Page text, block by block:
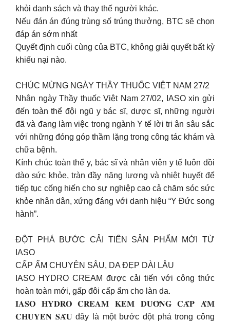
khỏi danh sách và thay thế người khác.
Nếu đán án đúng trùng số trúng thưởng, BTC sẽ chọn
đáp án sớm nhất
Quyết định cuối cùng của BTC, không giải quyết bất kỳ
khiếu nại nào.
CHÚC MỪNG NGÀY THẦY THUỐC VIỆT NAM 27/2
Nhân ngày Thầy thuốc Việt Nam 27/02, IASO xin gửi
đến toàn thể đội ngũ y bác sĩ, dược sĩ, những người
đã và đang làm việc trong ngành Y tế lời tri ân sâu sắc
với những đóng góp thầm lặng trong công tác khám và
chữa bệnh.
Kính chúc toàn thể y, bác sĩ và nhân viên y tế luôn dồi
dào sức khỏe, tràn đầy năng lượng và nhiệt huyết để
tiếp tục cống hiến cho sự nghiệp cao cả chăm sóc sức
khỏe nhân dân, xứng đáng với danh hiệu “Y Đức song
hành”.
ĐỘT PHÁ BƯỚC CẢI TIẾN SẢN PHẨM MỚI TỪ
IASO ️
CẤP ẨM CHUYÊN SÂU, DA ĐẸP DÀI LÂU
IASO HYDRO CREAM được cải tiến với công thức
hoàn toàn mới, gấp đôi cấp ẩm cho làn da.
𝐈𝐀𝐒𝐎 𝐇𝐘𝐃𝐑𝐎 𝐂𝐑𝐄𝐀𝐌 𝐊𝐄𝐌 𝐃𝐔̛𝐎̛̃𝐍𝐆 𝐂𝐀̂́𝐏 𝐀̂̉𝐌
𝐂𝐇𝐔𝐘𝐄̂𝐍 𝐒𝐀̂𝐔 đây là một bước đột phá trong công